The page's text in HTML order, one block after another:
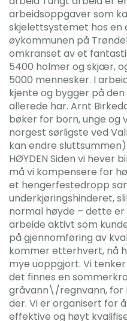
arbeidsoppgaver som
skjelettsystemet hos en
øykommunen på
omkranset av et
5400 holmer og skjær,
5000 mennesker. I
kjente og bygger på
allerede har. Arnt
bøker for born, unge og
norgest sørligste ved
kan endre sluttsummen)
HØYDEN Siden vi hever
må vi kompensere for
et hengerfestedropp
underkjøringshinderet,
normal høyde – dette
arbeide aktivt som
på gjennomføring av
kommer etterhvert, nå
mye uoppgjort. Vi
det finnes en
gråvann\/regnvann, for
der. Vi er organisert for
effektive og høyt